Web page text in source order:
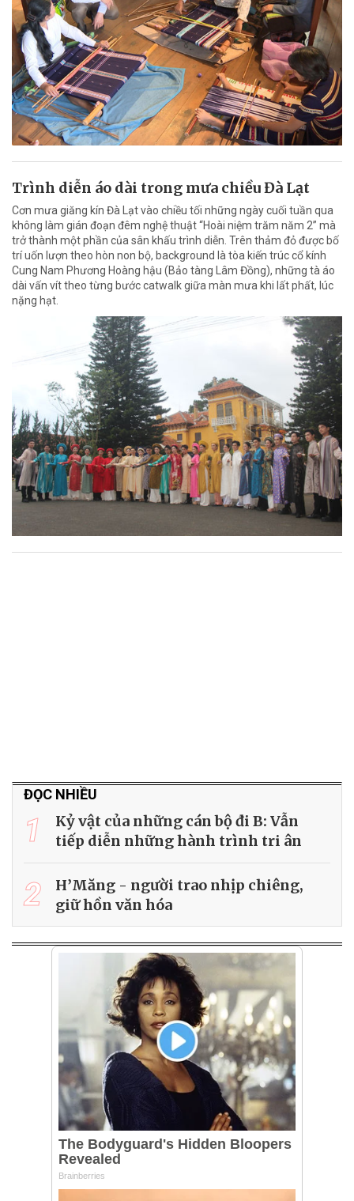
Trình diễn áo dài trong mưa chiều Đà Lạt
Cơn mưa giăng kín Đà Lạt vào chiều tối những ngày cuối tuần qua
không làm gián đoạn đêm nghệ thuật “Hoài niệm trăm năm 2” mà
trở thành một phần của sân khấu trình diễn. Trên thảm đỏ được bố
trí uốn lượn theo hòn non bộ, background là tòa kiến trúc cổ kính
Cung Nam Phương Hoàng hậu (Bảo tàng Lâm Đồng), những tà áo
dài vấn vít theo từng bước catwalk giữa màn mưa khi lất phất, lúc
nặng hạt.
ĐỌC NHIỀU
1
Kỷ vật của những cán bộ đi B: Vẫn
tiếp diễn những hành trình tri ân
2
H’Măng - người trao nhịp chiêng,
giữ hồn văn hóa